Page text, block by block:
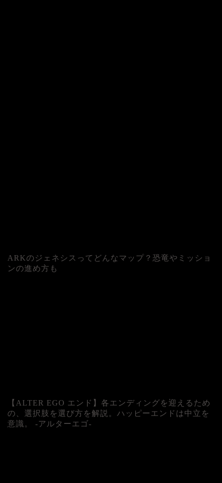
ARKのジェネシスってどんなマップ？恐竜やミッショ
ンの進め方も
【ALTER EGO エンド】各エンディングを迎えるため
の、選択肢を選び方を解説。ハッピーエンドは中立を
意識。 -アルターエゴ-